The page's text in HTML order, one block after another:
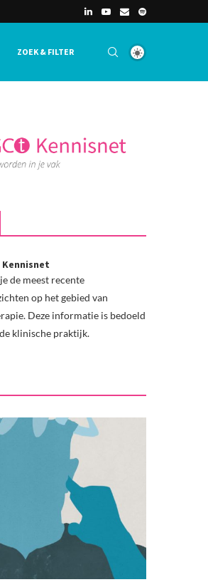
ZOEK & FILTER
Kennisnet
de meest recente
op het gebied van
Deze informatie is bedoeld
klinische praktijk.